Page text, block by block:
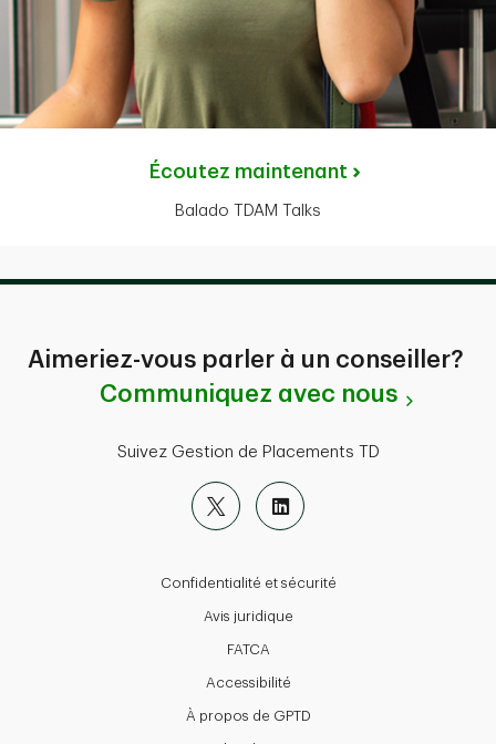
Écoutez maintenant
Balado TDAM Talks
Aimeriez-vous parler à un conseiller?
Communiquez avec nous
Suivez Gestion de Placements TD
Confidentialité et sécurité
Avis juridique
FATCA
Accessibilité
À propos de GPTD